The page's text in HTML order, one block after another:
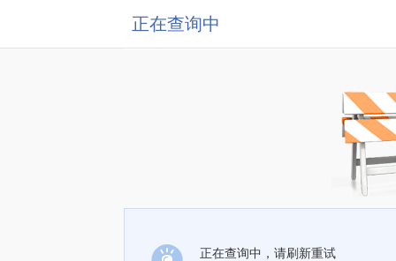
正在查询中
正在查询中，请刷新重试